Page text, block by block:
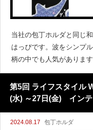
当社の包丁ホルダと同じ
はっぴです。波をシンプ
柄の中でも人気がありま
素材を使用。染色方法は
が魅力の反応染です。は
ン（綿）100％、
第5回 ライフスタイル
(水) ～27日(金) インテ
2024.08.17 包丁ホルダ